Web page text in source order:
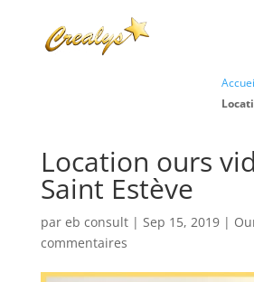
Location ours
Saint Estève
par eb consult| Sep 15, 2019|
commentaires